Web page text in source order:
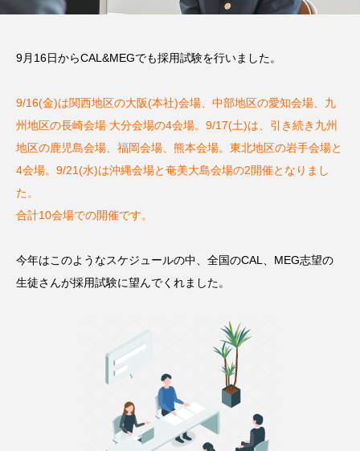
2024.08.25 2024.08.25
タグリスト
CAL CALからMEG
インタビュー おもてなし プライベート
福利厚生 給料
9月16日からCAL&MEGでも採用試験を行いました。
9/16(金)は関西地区の大阪(本社)会場、中部地区の愛知会場、九
州地区の長崎会場 大分会場の4会場。 9/17(土)は、引き続き九州
地区の鹿児島会場、福岡会場、熊本会場。東北地区の岩手会場と
4会場。 9/21(水)は沖縄会場と奄美大島会場の2開催となりまし
た。
合計10会場での開催です。
今年はこのようなスケジュールの中、全国のCAL、MEG志望の
生徒さんが採用試験に望んでくれました。